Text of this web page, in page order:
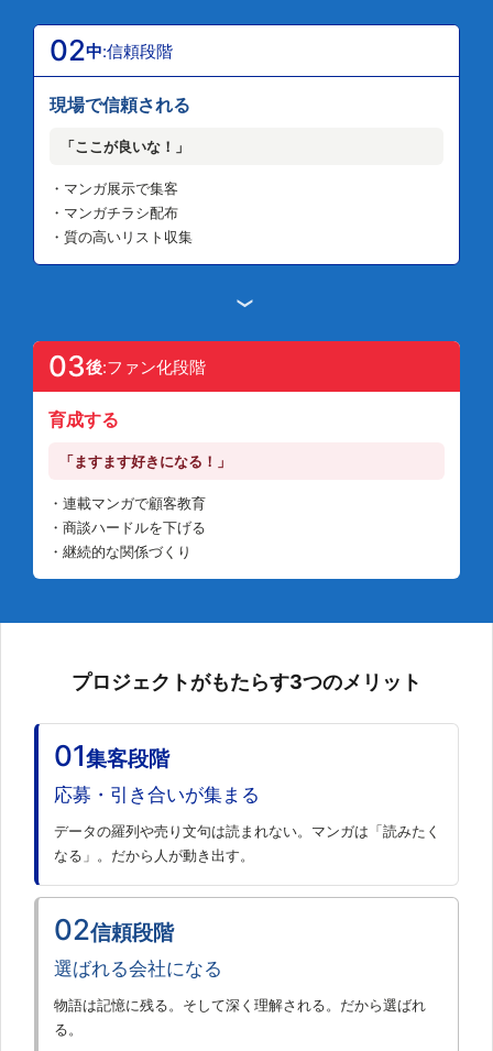
02中:信頼段階
現場で信頼される
「ここが良いな！」
・マンガ展示で集客
・マンガチラシ配布
・質の高いリスト収集
›
03後:ファン化段階
育成する
「ますます好きになる！」
・連載マンガで顧客教育
・商談ハードルを下げる
・継続的な関係づくり
プロジェクトがもたらす3つのメリット
01集客段階
応募・引き合いが集まる
データの羅列や売り文句は読まれない。マンガは「読みたく
なる」。だから人が動き出す。
02信頼段階
選ばれる会社になる
物語は記憶に残る。そして深く理解される。だから選ばれ
る。